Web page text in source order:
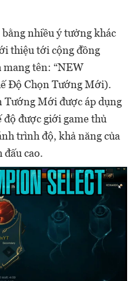
nhiều ý tưởng khác
thiệu tới cộng đồng
mang tên: “NEW
Độ Chọn Tướng Mới).
Tướng Mới được áp dụng
độ được giới game thủ
trình độ, khả năng của
đấu cao.